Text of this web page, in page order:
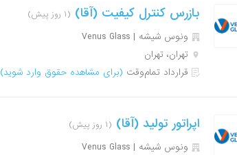
بازرس کنترل کیفیت (آقا) (۱ روز پیش)
ونوس شیشه | Venus Glass
تهران، تهران
قرارداد تمام‌وقت (برای مشاهده حقوق وارد شوید)
اپراتور تولید (آقا) (۱ روز پیش)
ونوس شیشه | Venus Glass